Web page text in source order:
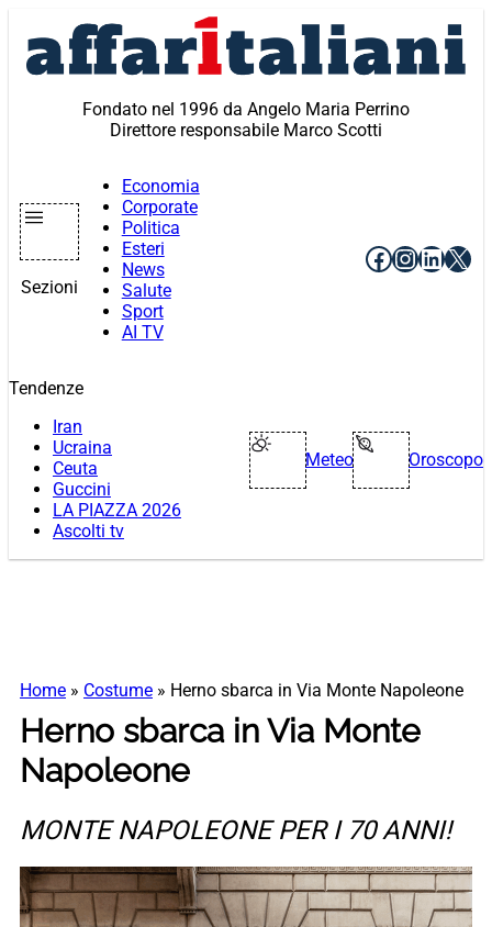
contenuto
Fondato nel 1996 da Angelo Maria Perrino
Direttore responsabile Marco Scotti
Sezioni
Economia
Corporate
Politica
Esteri
News
Salute
Sport
AI TV
Facebook
X
Tendenze
Iran
Ucraina
Ceuta
Guccini
LA PIAZZA 2026
Ascolti tv
Meteo Oroscopo
Home » Costume » Herno sbarca in Via Monte Napoleone
Herno sbarca in Via Monte
Napoleone
MONTE NAPOLEONE PER I 70 ANNI!